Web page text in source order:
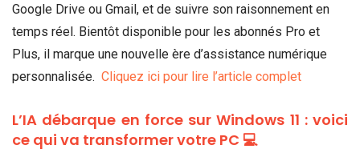
Google Drive ou Gmail, et de suivre son raisonnement en
temps réel. Bientôt disponible pour les abonnés Pro et
Plus, il marque une nouvelle ère d’assistance numérique
personnalisée. Cliquez ici pour lire l’article complet
L’IA débarque en force sur Windows 11 : voici
ce qui va transformer votre PC 💻